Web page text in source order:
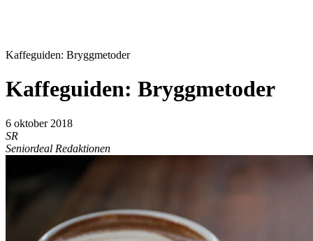
Kaffeguiden: Bryggmetoder
Kaffeguiden: Bryggmetoder
6 oktober 2018
SR
Seniordeal Redaktionen